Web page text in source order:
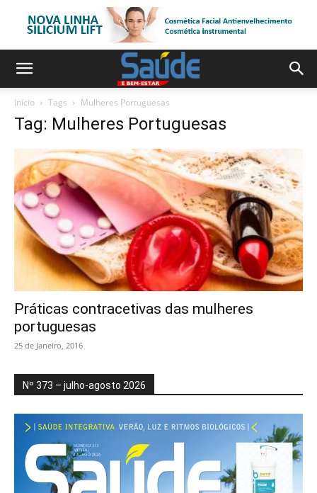
Início Tags Mulheres Portuguesas
Tag: Mulheres Portuguesas
Práticas contracetivas das mulheres
portuguesas
25 de Janeiro, 2016
Nº 373 – julho-agosto 2026